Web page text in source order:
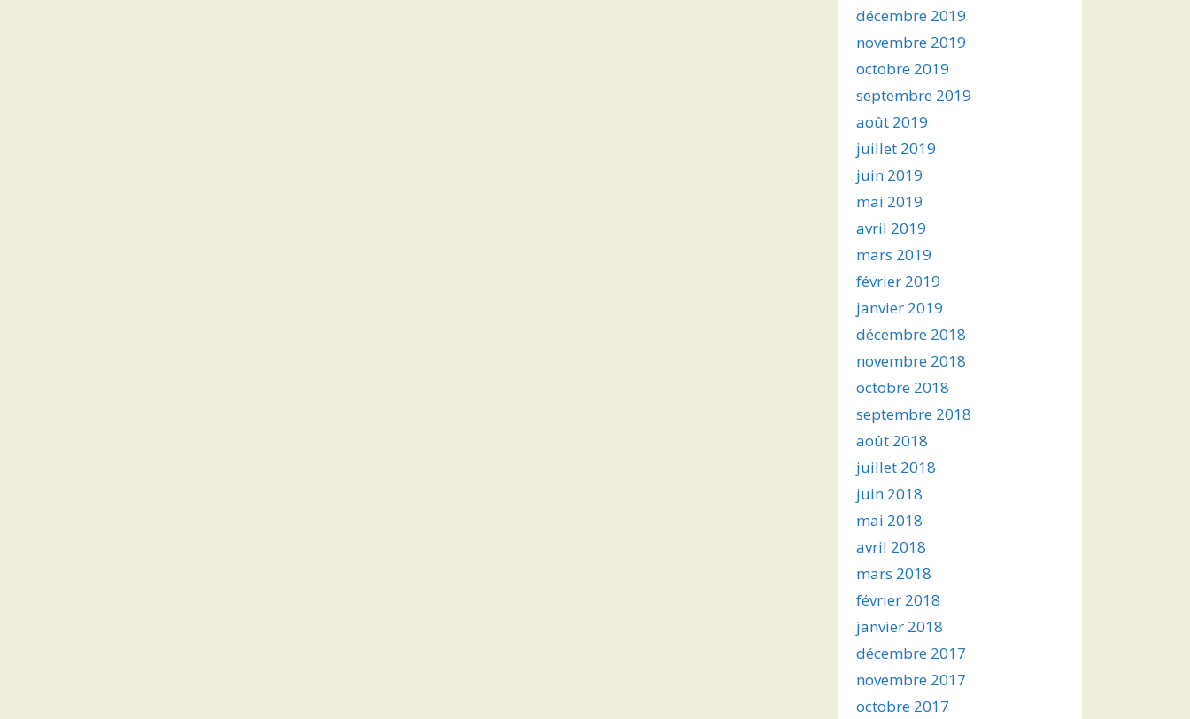
décembre 2019
novembre 2019
octobre 2019
septembre 2019
août 2019
juillet 2019
juin 2019
mai 2019
avril 2019
mars 2019
février 2019
janvier 2019
décembre 2018
novembre 2018
octobre 2018
septembre 2018
août 2018
juillet 2018
juin 2018
mai 2018
avril 2018
mars 2018
février 2018
janvier 2018
décembre 2017
novembre 2017
octobre 2017